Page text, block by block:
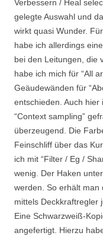
Verbessern / Heal
gelegte Auswahl und
wirkt quasi Wunder.
habe ich allerdings
bei den Leitungen, die
habe ich mich für “All
Geäudewänden für
entschieden. Auch
“Context sampling”
überzeugend. Die
Feinschliff über das
ich mit “Filter / Eg /
wenig. Der Haken
werden. So erhält man
mittels Deckkraftregler
Eine Schwarzweiß-
angefertigt. Hierzu